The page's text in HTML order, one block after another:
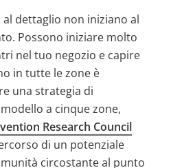
dettaglio non iniziano al
Possono iniziare molto
nel tuo negozio e capire
in tutte le zone è
una strategia di
a cinque zone,
Research Council
di un potenziale
circostante al punto